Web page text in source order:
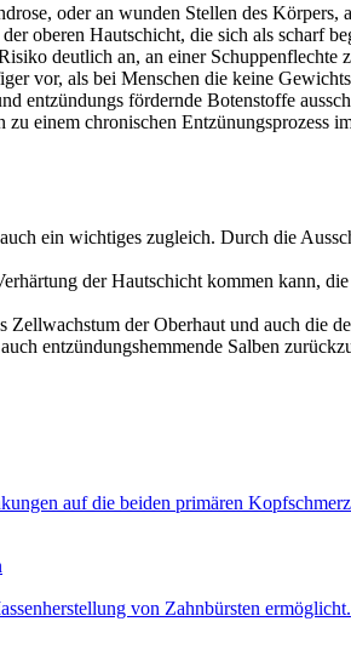
oder an wunden Stellen des
oberen Hautschicht, die sich als scharf
deutlich an, an einer Schuppenflechte
vor, als bei Menschen die keine
entzündungs fördernde Botenstoffe
einem chronischen Entzünungsprozess
ein wichtiges zugleich. Durch die
der Hautschicht kommen kann,
Zellwachstum der Oberhaut und auch
entzündungshemmende Salben